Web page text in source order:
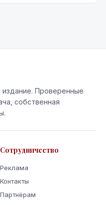
Проверенные
собственная
Сотрудничество
Реклама
Контакты
Партнёрам